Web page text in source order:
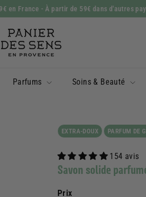
Diaporama
Pause
en France - À partir de 59€ dans d'autres
P
a
n
e
Parfums Soins & Beauté
EXTRA-DOUX PARFUM DE
154 avis
Savon solide
Prix